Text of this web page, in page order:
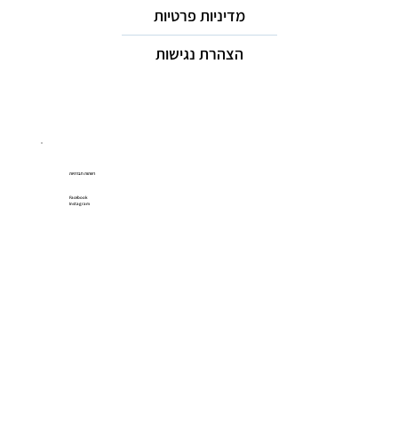
מדיניות פרטיות
הצהרת נגישות
רשתות חברתיות
Facebook
Instagram